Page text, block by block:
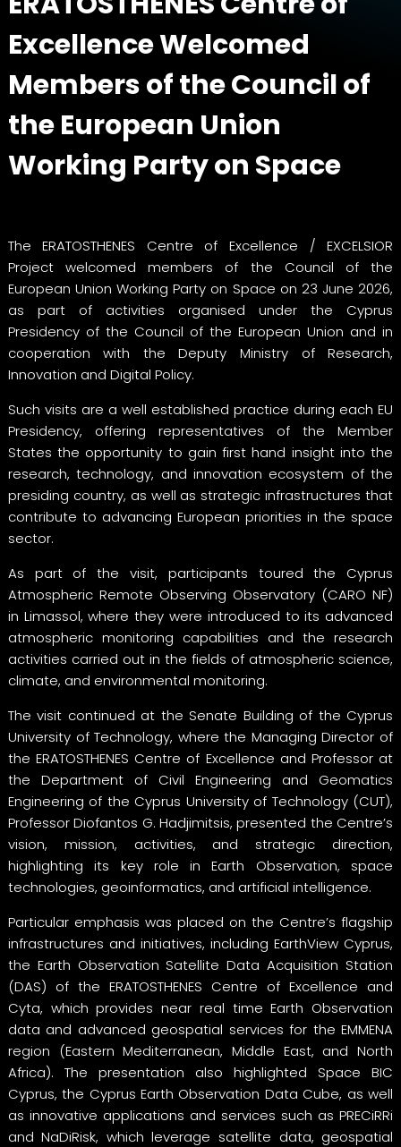
Excellence Welcomed
Members of the Council of
the European Union
Working Party on Space
The ERATOSTHENES Centre of Excellence / EXCELSIOR
Project welcomed members of the Council of the
European Union Working Party on Space on 23 June 2026,
as part of activities organised under the Cyprus
Presidency of the Council of the European Union and in
cooperation with the Deputy Ministry of Research,
Innovation and Digital Policy.
Such visits are a well established practice during each EU
Presidency, offering representatives of the Member
States the opportunity to gain first hand insight into the
research, technology, and innovation ecosystem of the
presiding country, as well as strategic infrastructures that
contribute to advancing European priorities in the space
sector.
As part of the visit, participants toured the Cyprus
Atmospheric Remote Observing Observatory (CARO NF)
in Limassol, where they were introduced to its advanced
atmospheric monitoring capabilities and the research
activities carried out in the fields of atmospheric science,
climate, and environmental monitoring.
The visit continued at the Senate Building of the Cyprus
University of Technology, where the Managing Director of
the ERATOSTHENES Centre of Excellence and Professor at
the Department of Civil Engineering and Geomatics
Engineering of the Cyprus University of Technology (CUT),
Professor Diofantos G. Hadjimitsis, presented the Centre’s
vision, mission, activities, and strategic direction,
highlighting its key role in Earth Observation, space
technologies, geoinformatics, and artificial intelligence.
Particular emphasis was placed on the Centre’s flagship
infrastructures and initiatives, including EarthView Cyprus,
the Earth Observation Satellite Data Acquisition Station
(DAS) of the ERATOSTHENES Centre of Excellence and
Cyta, which provides near real time Earth Observation
data and advanced geospatial services for the EMMENA
region (Eastern Mediterranean, Middle East, and North
Africa). The presentation also highlighted Space BIC
Cyprus, the Cyprus Earth Observation Data Cube, as well
as innovative applications and services such as PRECiRRi
and NaDiRisk, which leverage satellite data, geospatial